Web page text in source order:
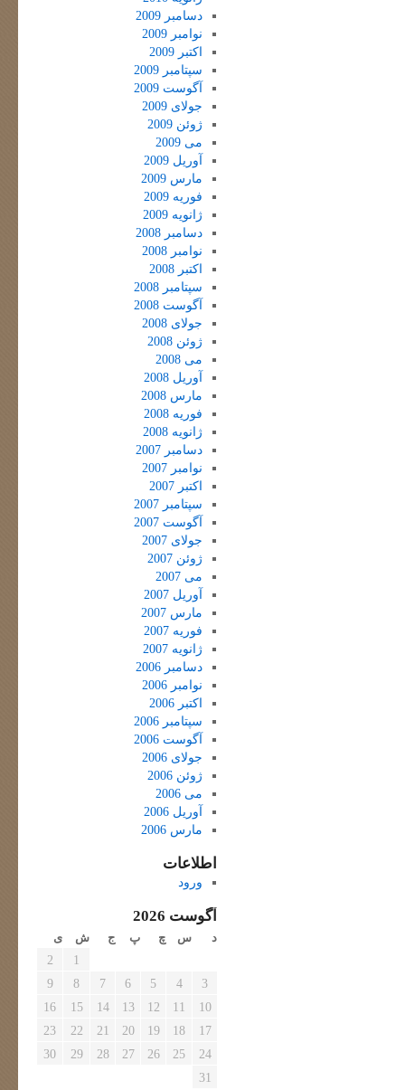
دسامبر 2009
نوامبر 2009
اکتبر 2009
سپتامبر 2009
آگوست 2009
جولای 2009
ژوئن 2009
می 2009
آوریل 2009
مارس 2009
فوریه 2009
ژانویه 2009
دسامبر 2008
نوامبر 2008
اکتبر 2008
سپتامبر 2008
آگوست 2008
جولای 2008
ژوئن 2008
می 2008
آوریل 2008
مارس 2008
فوریه 2008
ژانویه 2008
دسامبر 2007
نوامبر 2007
اکتبر 2007
سپتامبر 2007
آگوست 2007
جولای 2007
ژوئن 2007
می 2007
آوریل 2007
مارس 2007
فوریه 2007
ژانویه 2007
دسامبر 2006
نوامبر 2006
اکتبر 2006
سپتامبر 2006
آگوست 2006
جولای 2006
ژوئن 2006
می 2006
آوریل 2006
مارس 2006
اطلاعات
ورود
آگوست 2026
د س چ پ ج ش ی
1
2
3
4
5
6
7
8
9
10
11
12
13
14
15
16
17
18
19
20
21
22
23
24
25
26
27
28
29
30
31